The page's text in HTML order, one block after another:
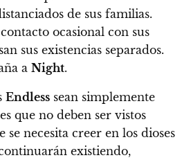
de sus familias.
ocasional con sus
sus existencias separados.
a Night.
Endless sean simplemente
que no deben ser vistos
se necesita creer en los dioses
existiendo,